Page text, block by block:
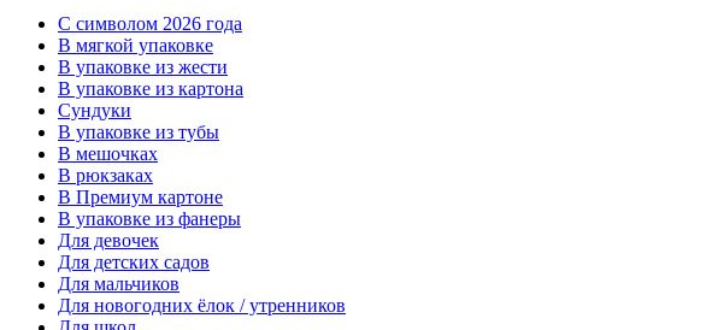
C символом 2026 года
В мягкой упаковке
В упаковке из жести
В упаковке из картона
Сундуки
В упаковке из тубы
В мешочках
В рюкзаках
В Премиум картоне
В упаковке из фанеры
Для девочек
Для детских садов
Для мальчиков
Для новогодних ёлок / утренников